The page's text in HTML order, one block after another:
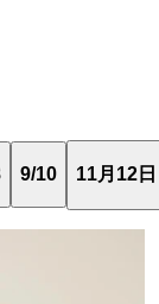
9/10 11月12日